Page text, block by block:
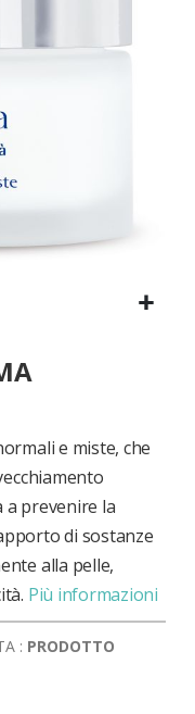
e miste, che
a prevenire la
di sostanze
alla pelle,
Più informazioni
: PRODOTTO